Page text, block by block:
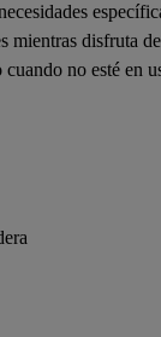
mientras disfruta
no esté en